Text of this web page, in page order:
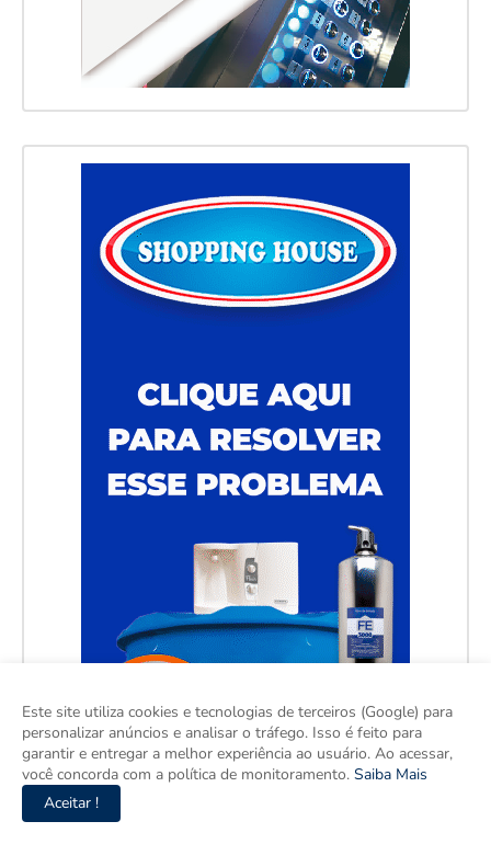
Este site utiliza cookies e tecnologias de terceiros (Google) para
personalizar anúncios e analisar o tráfego. Isso é feito para
garantir e entregar a melhor experiência ao usuário. Ao acessar,
você concorda com a política de monitoramento. Saiba Mais
Aceitar !